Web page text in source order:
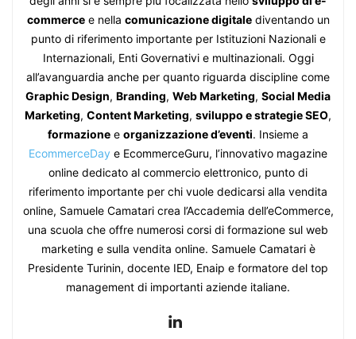
commercee nella comunicazione digitalediventando un
punto di riferimento importante per Istituzioni Nazionali e
Internazionali, Enti Governativi e multinazionali. Oggi
all’avanguardia anche per quanto riguarda discipline come
Graphic Design, Branding, Web Marketing, Social Media
Marketing, Content Marketing, sviluppo e strategie SEO,
formazione e organizzazione d’eventi. Insieme a
EcommerceDay e EcommerceGuru, l’innovativo magazine
online dedicato al commercio elettronico, punto di
riferimento importante per chi vuole dedicarsi alla vendita
online, Samuele Camatari crea l’Accademia dell’eCommerce,
una scuola che offre numerosi corsi di formazione sul web
marketing e sulla vendita online. Samuele Camatari è
Presidente Turinin, docente IED, Enaip e formatore del top
management di importanti aziende italiane.